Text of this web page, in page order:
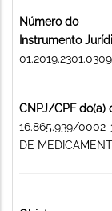
Número do
Instrumento
01.2019.2301.0309
CNPJ/CPF do(a)
16.865.939/0002-
DE